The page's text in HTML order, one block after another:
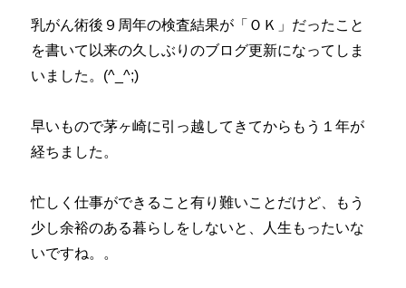
乳がん術後９周年の検査結果が「ＯＫ」だったこと
を書いて以来の久しぶりのブログ更新になってしま
いました。(^_^;)
早いもので茅ヶ崎に引っ越してきてからもう１年が
経ちました。
忙しく仕事ができること有り難いことだけど、もう
少し余裕のある暮らしをしないと、人生もったいな
いですね。。